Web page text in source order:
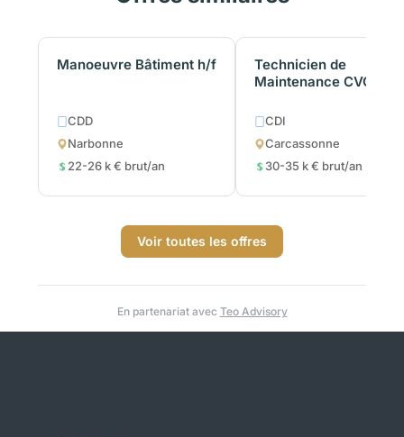
Manoeuvre Bâtiment h/f
CDD
Narbonne
22-26 k € brut/an
Technicien de
Maintenance CVC h/f
CDI
Carcassonne
30-35 k € brut/an
Voir toutes les offres
En partenariat avec Teo Advisory